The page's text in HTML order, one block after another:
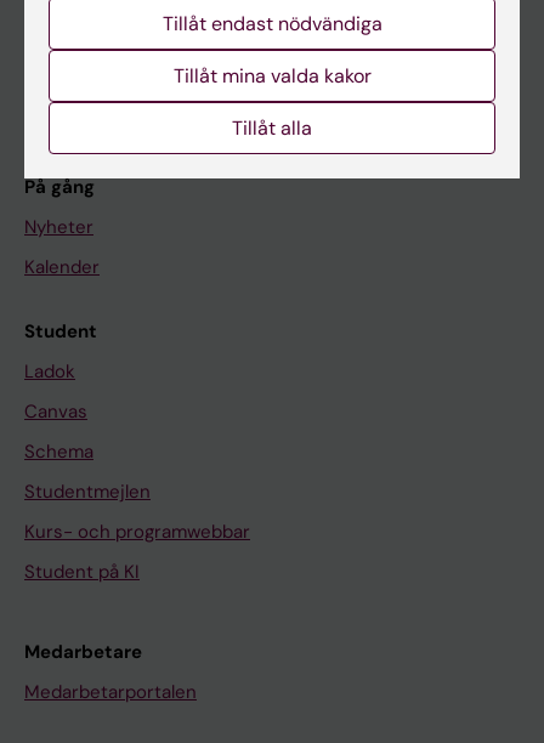
Forskarutbildning
Om KI
På gång
Nyheter
Kalender
Student
Ladok
Canvas
Schema
Studentmejlen
Kurs- och programwebbar
Student på KI
Medarbetare
Medarbetarportalen
Tillåt endast nödvändiga
Tillåt mina valda kakor
Tillåt alla